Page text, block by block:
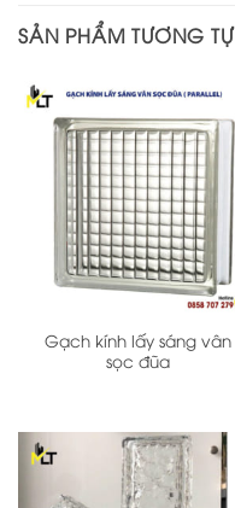
SẢN PHẨM TƯƠNG TỰ
Gạch kính lấy sáng vân
sọc đũa